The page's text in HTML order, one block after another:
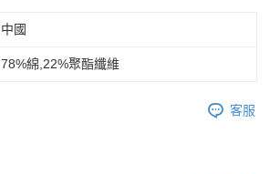
中國
78%綿,22%聚酯纖維
客服